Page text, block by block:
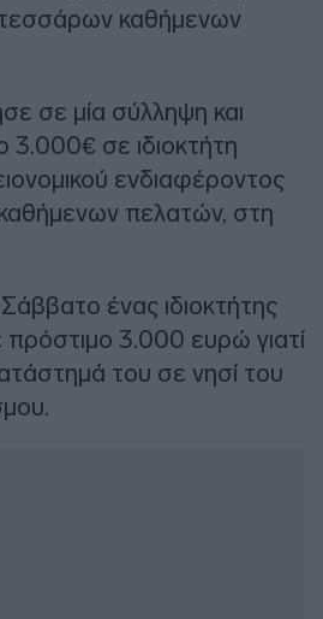
καθήμενων
σε μία σύλληψη και
3.000€ σε ιδιοκτήτη
ενδιαφέροντος
πελατών, στη
ένας ιδιοκτήτης
3.000 ευρώ γιατί
του σε νησί του